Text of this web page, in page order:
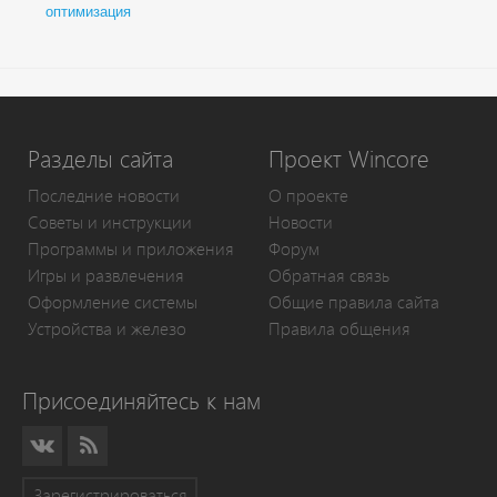
оптимизация
Разделы сайта
Последние новости
Советы и инструкции
Программы и приложения
Игры и развлечения
Оформление системы
Устройства и железо
Проект Wincore
О проекте
Новости
Форум
Обратная связь
Общие правила сайта
Правила общения
Присоединяйтесь к нам